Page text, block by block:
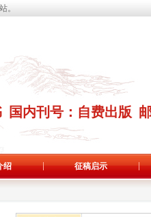
。
国内刊号：自费出版
绍 征稿启示